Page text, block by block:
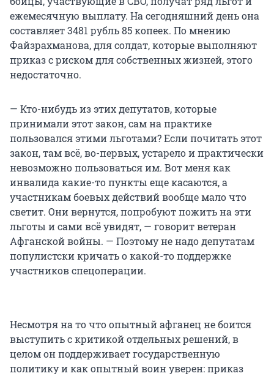
ежемесячную выплату. На сегодняшний день она
составляет 3481 рубль 85 копеек. По мнению
Файзрахманова, для солдат, которые выполняют
приказ с риском для собственных жизней, этого
недостаточно.
— Кто-нибудь из этих депутатов, которые
принимали этот закон, сам на практике
пользовался этими льготами? Если почитать этот
закон, там всё, во-первых, устарело и практически
невозможно пользоваться им. Вот меня как
инвалида какие-то пункты еще касаются, а
участникам боевых действий вообще мало что
светит. Они вернутся, попробуют пожить на эти
льготы и сами всё увидят, — говорит ветеран
Афганской войны. — Поэтому не надо депутатам
популистски кричать о какой-то поддержке
участников спецоперации.
Несмотря на то что опытный афганец не боится
выступить с критикой отдельных решений, в
целом он поддерживает государственную
политику и как опытный воин уверен: приказ